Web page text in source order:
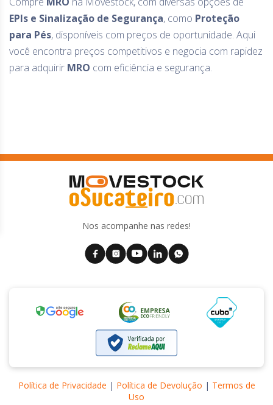
EPIs e Sinalização de Segurança, como Proteção
para Pés, disponíveis com preços de oportunidade. Aqui
você encontra preços competitivos e negocia com rapidez
para adquirir MRO com eficiência e segurança.
Nos acompanhe nas redes!
Política de Privacidade | Política de Devolução | Termos de
Uso